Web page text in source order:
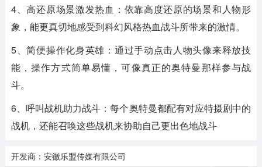
4、高还原场景激发热血：依靠高度还原的场景和人物形
象，能更真切地感受到科幻风格热血战斗所带来的激情。
5、简便操作化身英雄：通过手动点击人物头像来释放技
能，操作方式简单易懂，可像真正的奥特曼那样参与战
斗。
6、呼叫战机助力战斗：每个奥特曼都配有对应特摄剧中的
战机，还能召唤这些战机来协助自己更出色地战斗
开发商：安徽乐盟传媒有限公司